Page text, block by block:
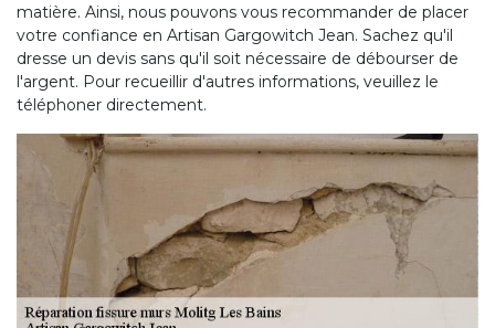
matière. Ainsi, nous pouvons vous recommander de placer
votre confiance en Artisan Gargowitch Jean. Sachez qu'il
dresse un devis sans qu'il soit nécessaire de débourser de
l'argent. Pour recueillir d'autres informations, veuillez le
téléphoner directement.